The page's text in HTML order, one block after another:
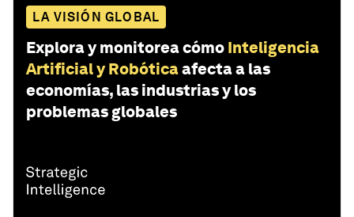
LA VISIÓN GLOBAL
Explora y monitorea cómo Inteligencia
Artificial y Robóticaafecta a las
economías, las industrias y los
problemas globales